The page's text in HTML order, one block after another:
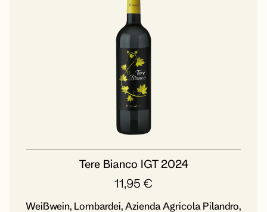
Tere Bianco IGT 2024
11,95 €
Weißwein, Lombardei, Azienda Agricola Pilandro,